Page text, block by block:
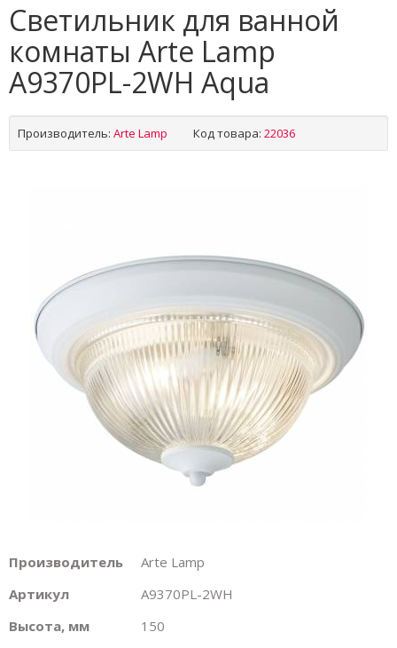
Светильник для ванной
комнаты Arte Lamp
A9370PL-2WH Aqua
Производитель: Arte Lamp Код товара: 22036
Производитель
Arte Lamp
Артикул
A9370PL-2WH
Высота, мм
150